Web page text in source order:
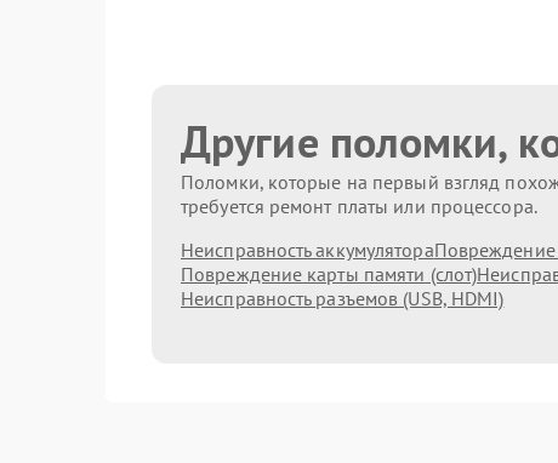
Другие поломки,
Поломки, которые на первый взгляд
требуется ремонт платы или процессора.
Неисправность аккумулятораПовреждение
Повреждение карты памяти (слот)
Неисправность разъемов (USB, HDMI)